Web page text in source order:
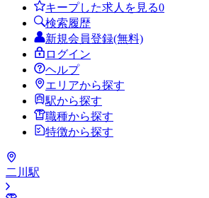
キープした求人を見る0
検索履歴
新規会員登録(無料)
ログイン
ヘルプ
エリアから探す
駅から探す
職種から探す
特徴から探す
二川駅